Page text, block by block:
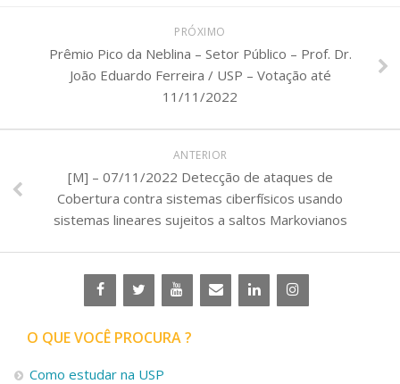
PRÓXIMO
Prêmio Pico da Neblina – Setor Público – Prof. Dr.
João Eduardo Ferreira / USP – Votação até
11/11/2022
ANTERIOR
[M] – 07/11/2022 Detecção de ataques de
Cobertura contra sistemas ciberfísicos usando
sistemas lineares sujeitos a saltos Markovianos
O QUE VOCÊ PROCURA ?
Como estudar na USP